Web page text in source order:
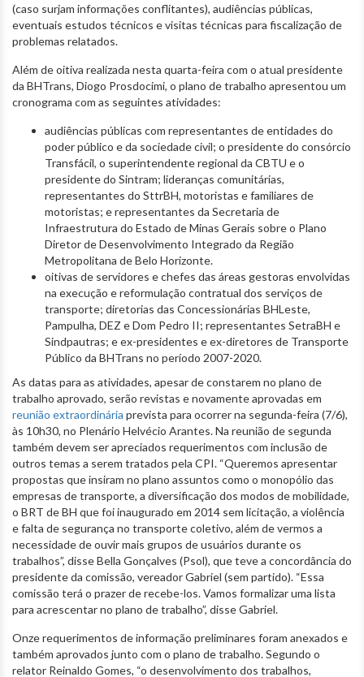
(caso surjam informações conflitantes), audiências públicas,
eventuais estudos técnicos e visitas técnicas para fiscalização de
problemas relatados.
Além de oitiva realizada nesta quarta-feira com o atual presidente
da BHTrans, Diogo Prosdocimi, o plano de trabalho apresentou um
cronograma com as seguintes atividades:
audiências públicas com representantes de entidades do
poder público e da sociedade civil; o presidente do consórcio
Transfácil, o superintendente regional da CBTU e o
presidente do Sintram; lideranças comunitárias,
representantes do SttrBH, motoristas e familiares de
motoristas; e representantes da Secretaria de
Infraestrutura do Estado de Minas Gerais sobre o Plano
Diretor de Desenvolvimento Integrado da Região
Metropolitana de Belo Horizonte.
oitivas de servidores e chefes das áreas gestoras envolvidas
na execução e reformulação contratual dos serviços de
transporte; diretorias das Concessionárias BHLeste,
Pampulha, DEZ e Dom Pedro II; representantes SetraBH e
Sindpautras; e ex-presidentes e ex-diretores de Transporte
Público da BHTrans no período 2007-2020.
As datas para as atividades, apesar de constarem no plano de
trabalho aprovado, serão revistas e novamente aprovadas em
reunião extraordinária prevista para ocorrer na segunda-feira (7/6),
às 10h30, no Plenário Helvécio Arantes. Na reunião de segunda
também devem ser apreciados requerimentos com inclusão de
outros temas a serem tratados pela CPI. “Queremos apresentar
propostas que insiram no plano assuntos como o monopólio das
empresas de transporte, a diversificação dos modos de mobilidade,
o BRT de BH que foi inaugurado em 2014 sem licitação, a violência
e falta de segurança no transporte coletivo, além de vermos a
necessidade de ouvir mais grupos de usuários durante os
trabalhos”, disse Bella Gonçalves (Psol), que teve a concordância do
presidente da comissão, vereador Gabriel (sem partido). “Essa
comissão terá o prazer de recebe-los. Vamos formalizar uma lista
para acrescentar no plano de trabalho”, disse Gabriel.
Onze requerimentos de informação preliminares foram anexados e
também aprovados junto com o plano de trabalho. Segundo o
relator Reinaldo Gomes, “o desenvolvimento dos trabalhos,